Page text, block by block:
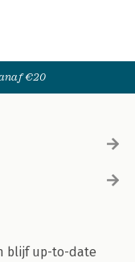
€20
blijf up-to-date